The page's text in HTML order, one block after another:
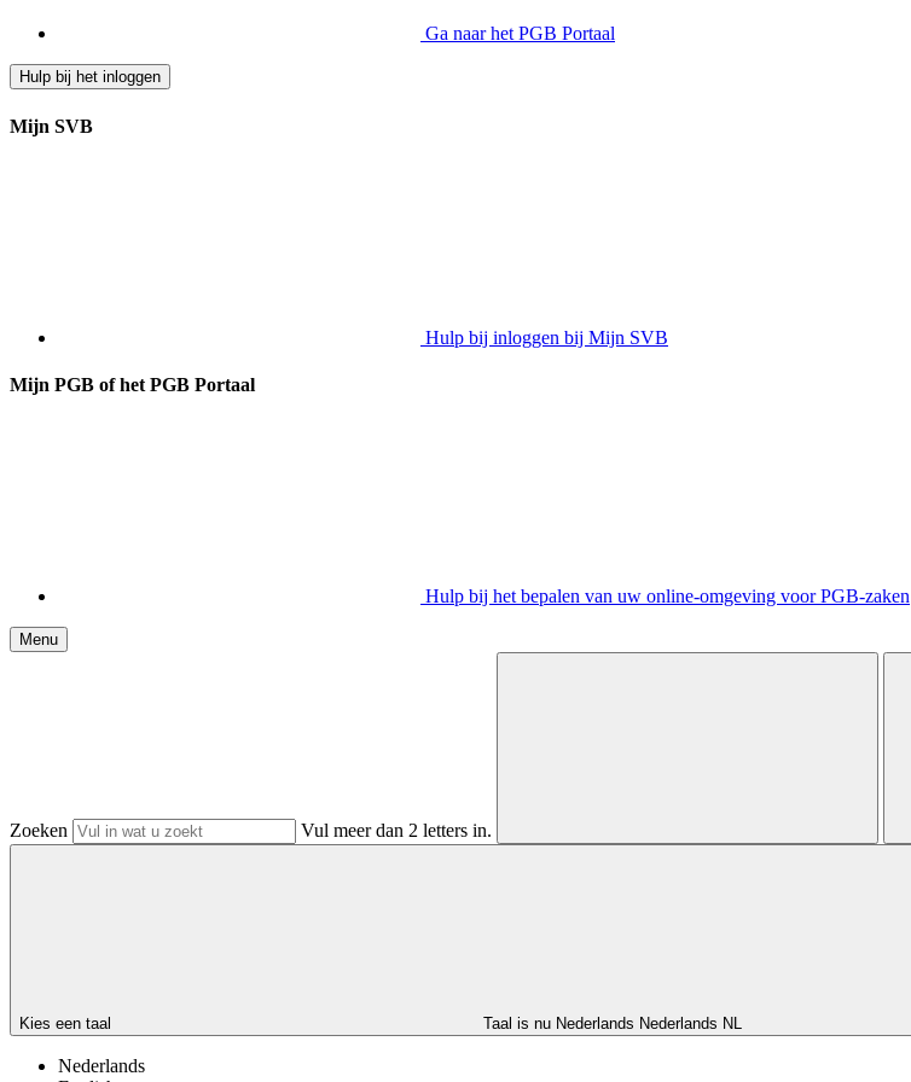
Ga naar het PGB Portaal
Hulp bij het inloggen
Mijn SVB
Hulp bij inloggen bij Mijn SVB
Mijn PGB of het PGB Portaal
Hulp bij het bepalen van uw online-omgeving voor PGB-zaken
Menu
Zoeken Vul meer dan 2 letters in.
Kies een taal Taal is nu Nederlands Nederlands NL
Nederlands